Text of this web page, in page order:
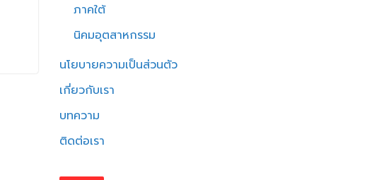
ภาคใต้
นิคมอุตสาหกรรม
นโยบายความเป็นส่วนตัว
เกี่ยวกับเรา
บทความ
ติดต่อเรา